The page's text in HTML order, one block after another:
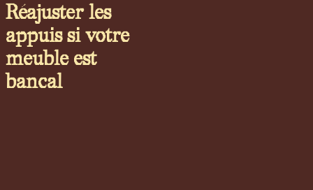
Réajuster les
appuis si votre
meuble est
bancal​​